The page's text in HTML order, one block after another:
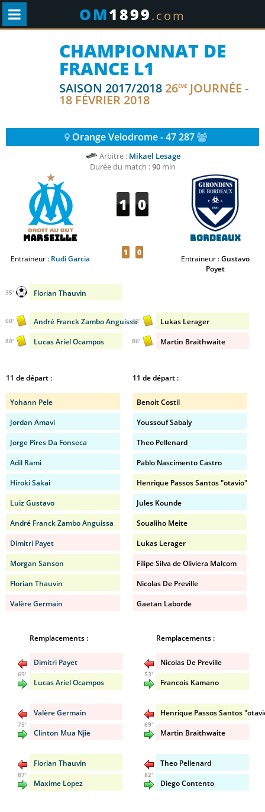
OM1899.com
CHAMPIONNAT DE
FRANCE L1
SAISON 2017/2018 26ÈME JOURNÉE -
18 FÉVRIER 2018
Orange Velodrome - 47 287
Arbitre : Mikael Lesage
Durée du match :90min
Marseille
Entraineur : Rudi Garcia
1 0
1 0
Bordeaux
Entraineur :Gustavo
Poyet
Florian Thauvin
35'
André Franck Zambo Anguissa
60'
Lucas Ariel Ocampos
80'
Lukas Lerager
42'
Martin Braithwaite
86'
11 de départ :
Yohann Pele
Jordan Amavi
Jorge Pires Da Fonseca
Adil Rami
Hiroki Sakai
Luiz Gustavo
André Franck Zambo Anguissa
Dimitri Payet
Morgan Sanson
Florian Thauvin
Valère Germain
11 de départ :
Benoit Costil
Youssouf Sabaly
Theo Pellenard
Pablo Nascimento Castro
Henrique Passos Santos "otavio"
Jules Kounde
Soualiho Meite
Lukas Lerager
Filipe Silva de Oliviera Malcom
Nicolas De Preville
Gaetan Laborde
Remplacements :
Dimitri Payet
69'
Lucas Ariel Ocampos
Valère Germain
75'
Clinton Mua Njie
Florian Thauvin
87'
Maxime Lopez
Remplacements :
Nicolas De Preville
53'
Francois Kamano
Henrique Passos Santos
69'
Martin Braithwaite
Theo Pellenard
82'
Diego Contento